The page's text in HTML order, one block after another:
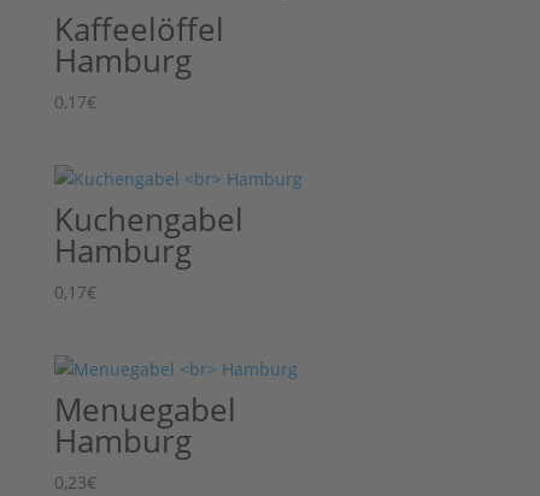
Kaffeelöffel
Hamburg
0,17€
Kuchengabel
Hamburg
0,17€
Menuegabel
Hamburg
0,23€